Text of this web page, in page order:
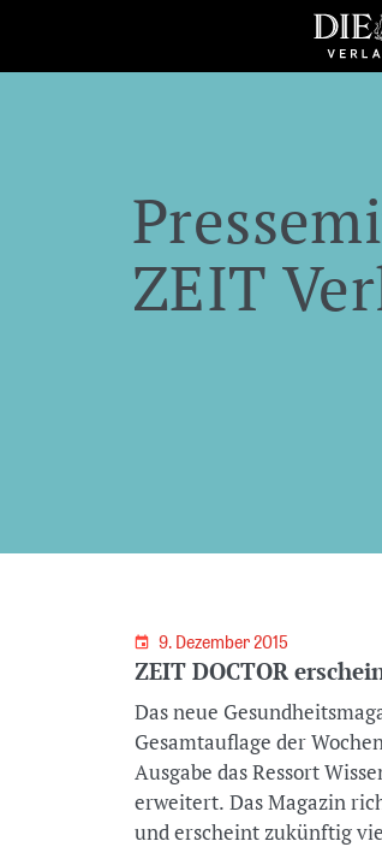
ZEIT
9. Dezember 2015
ZEIT DOCTOR
Das neue
Gesamtauflage der
Ausgabe das Ressort
erweitert. Das Magazin
und erscheint zukünftig